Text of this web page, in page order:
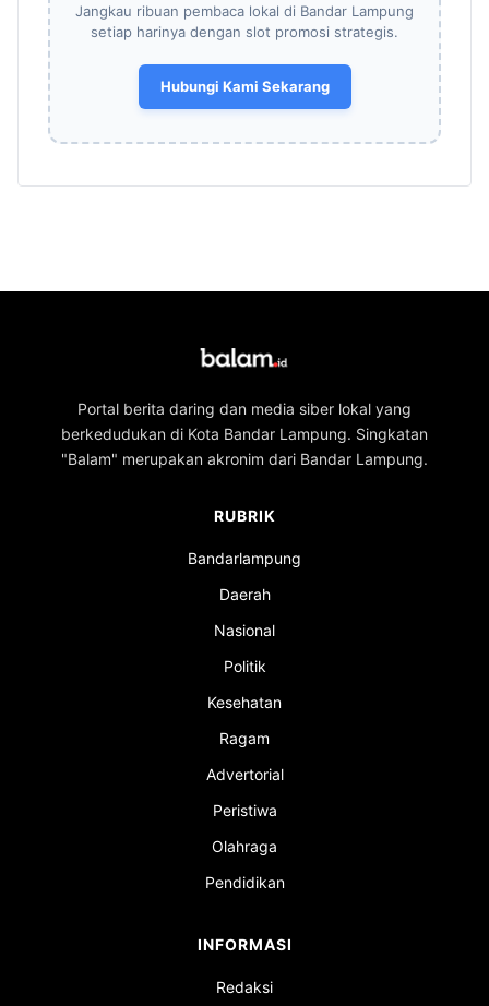
Jangkau ribuan pembaca lokal di Bandar Lampung
setiap harinya dengan slot promosi strategis.
Hubungi Kami Sekarang
Portal berita daring dan media siber lokal yang
berkedudukan di Kota Bandar Lampung. Singkatan
"Balam" merupakan akronim dari Bandar Lampung.
RUBRIK
Bandarlampung
Daerah
Nasional
Politik
Kesehatan
Ragam
Advertorial
Peristiwa
Olahraga
Pendidikan
INFORMASI
Redaksi